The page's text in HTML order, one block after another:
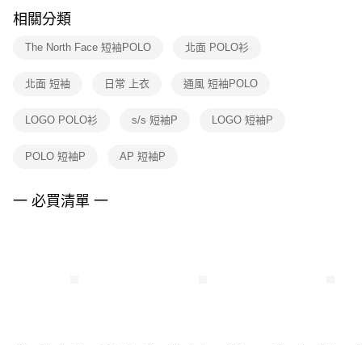
※ 交易是否成功請以「AFTEE先享後付 」之結帳頁面顯示為準，若有關於
是否繳費成功／繳費後需取消欲退款等相關疑問，請聯繫「AFTEE先享後付
客戶支援中心」https://netprotections.freshdesk.com/support/home
１．透過由恩沛科技股份有限公司提供之「AFTEE先享後付」服務完成之交
權轉讓予恩沛科技股份有限公司。
３．未成年的使用者請事先徵得法定代理人或監護人之同意方可使用
４．使用「AFTEE先享後付」時，將依據個別帳號之用戶狀況，依本公司即
相關分類
The North Face 短袖POLO 北面 POLO衫
北面 短袖 日常 上衣 通風 短袖POLO
LOGO POLO衫 s/s 短袖P LOGO 短袖P
POLO 短袖P AP 短袖P
一 必買清單 一